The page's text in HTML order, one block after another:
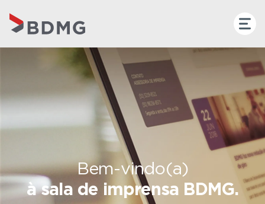
Bem-vindo(a)
à sala de imprensa BDMG.